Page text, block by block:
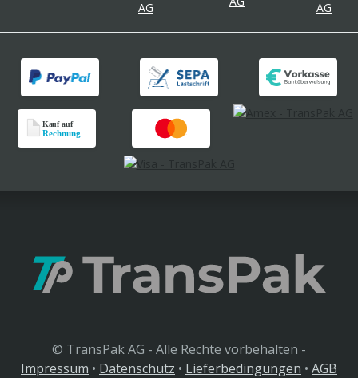
© TransPak AG - Alle Rechte vorbehalten -
Impressum • Datenschutz • Lieferbedingungen • AGB